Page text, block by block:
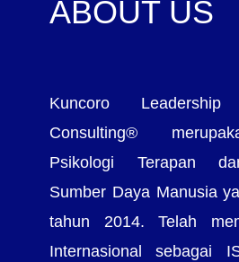
ABOUT US
Kuncoro
Consulting®
Psikologi Terapan
Sumber Daya Manusia
tahun 2014. Telah
Internasional sebagai